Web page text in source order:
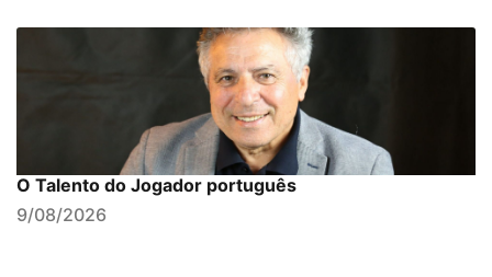
O Talento do Jogador português
9/08/2026